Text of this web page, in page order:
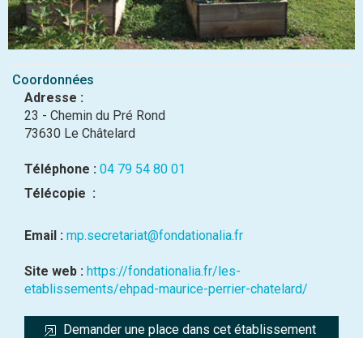
Coordonnées
Adresse :
23 - Chemin du Pré Rond
73630 Le Châtelard
Téléphone : 04 79 54 80 01
Télécopie :
Email : mp.secretariat@fondationalia.fr
Site web : https://fondationalia.fr/les-
etablissements/ehpad-maurice-perrier-chatelard/
Demander une place dans cet établissement